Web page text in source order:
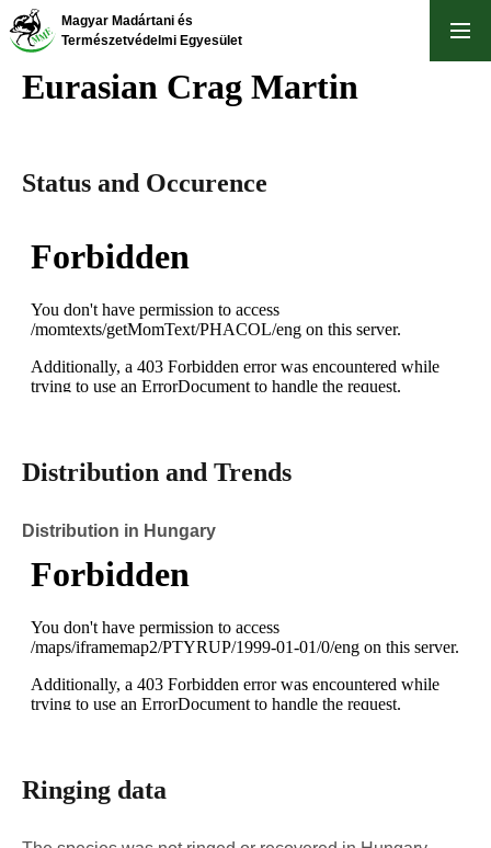
Skip
to
content
Magyar Madártani és
Természetvédelmi Egyesület
Eurasian Crag Martin
Status and Occurence
Distribution and Trends
Distribution in Hungary
Ringing data